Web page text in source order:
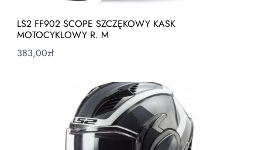
LS2 FF902 SCOPE SZCZĘKOWY KASK
MOTOCYKLOWY R. M
383,00zł